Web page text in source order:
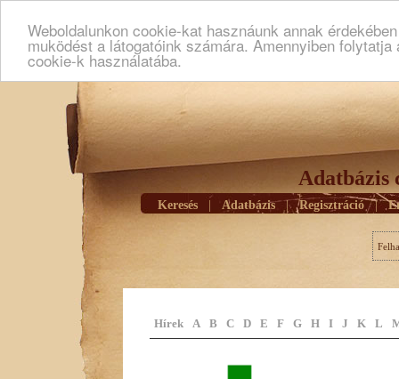
Weboldalunkon cookie-kat hasznáunk annak
muködést a látogatóink számára. Amennyiben
cookie-k használatába.
Adatbázis
Keresés Adatbázis | Regisztráció |
Hírek A B C D E F G H I J K L